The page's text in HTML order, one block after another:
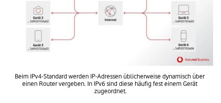
Beim IPv4-Standard werden IP-Adressen üblicherweise dynamisch über
einen Router vergeben. In IPv6 sind diese häufig fest einem Gerät
zugeordnet.